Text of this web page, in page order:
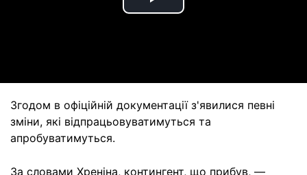
Play
Згодом в офіційній документації з'явилися певні
зміни, які відпрацьовуватимуться та
апробуватимуться.
За словами Хреніна, контингент, що прибув, —